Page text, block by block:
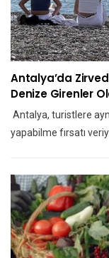
Antalya’da
Denize Girenler
Antalya, turistlere
yapabilme fırsatı